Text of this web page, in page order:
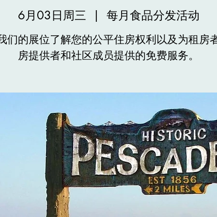
6月03日周三
  |
每月食品分发活动
们的展位了解您的公平住房权利以及为租房
房提供者和社区成员提供的免费服务。